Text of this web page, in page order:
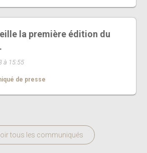
la première édition du
à 15:55
de presse
tous les communiqués